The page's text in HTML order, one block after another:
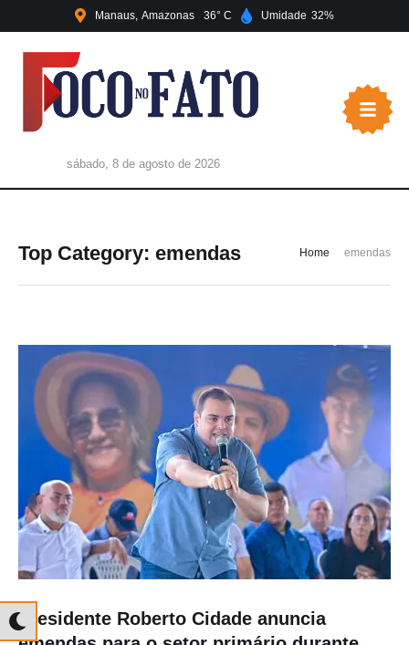
Manaus Amazonas 36 Umidade 32
sábado, 8 de agosto de 2026
Top Category: emendas Home emendas
Presidente Roberto Cidade anuncia